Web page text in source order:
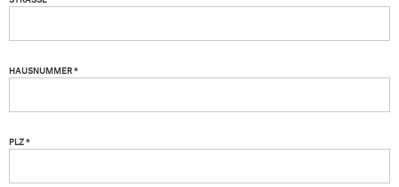
HAUSNUMMER *
PLZ *